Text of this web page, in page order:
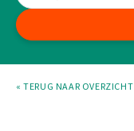
« TERUG NAAR OVERZICHT